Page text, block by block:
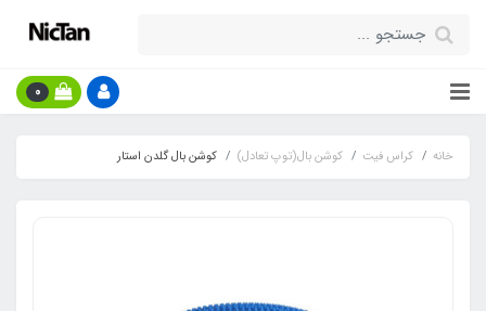
0
خانه کراس فیت کوشن بال(توپ تعادل) کوشن بال گلدن استار